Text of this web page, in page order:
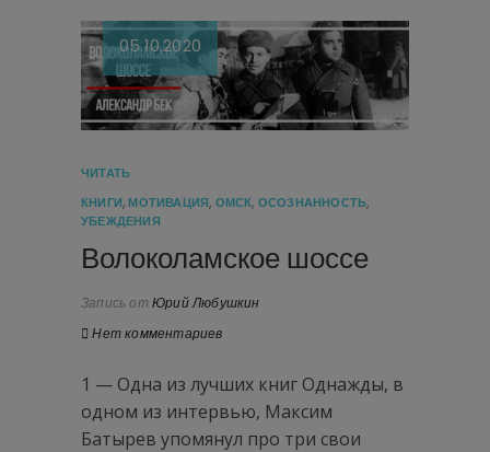
05.10.2020
ЧИТАТЬ
КНИГИ,МОТИВАЦИЯ, ОМСК, ОСОЗНАННОСТЬ,
УБЕЖДЕНИЯ
Волоколамское шоссе
Запись от Юрий Любушкин
Нет комментариев
1 — Одна из лучших книг Однажды, в
одном из интервью, Максим
Батырев упомянул про три свои